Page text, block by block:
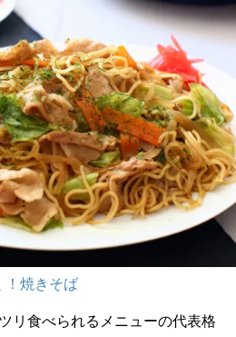
！焼きそば
リ食べられるメニューの代表格